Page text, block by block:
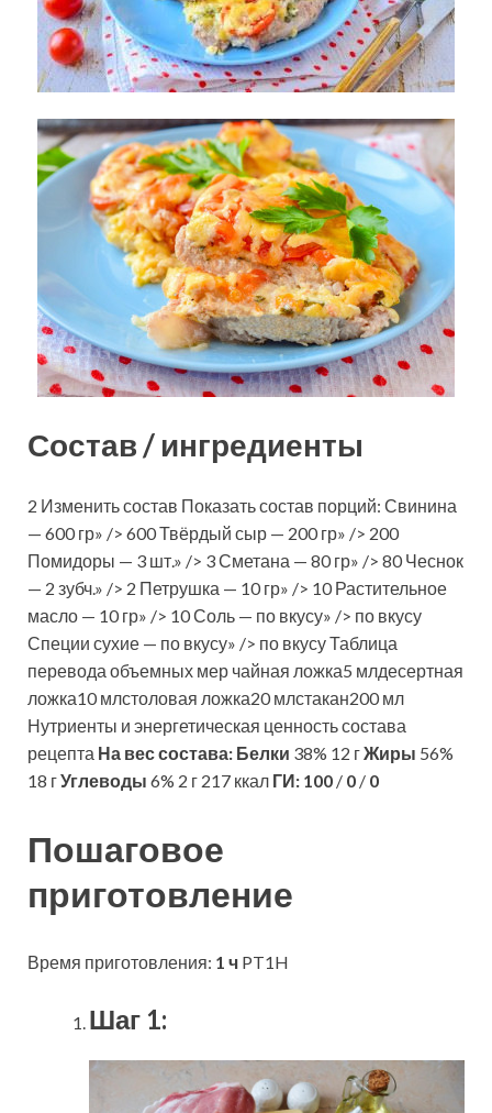
Состав / ингредиенты
2 Изменить состав Показать состав порций: Свинина
— 600 гр» /> 600 Твёрдый сыр — 200 гр» /> 200
Помидоры — 3 шт.» /> 3 Сметана — 80 гр» /> 80 Чеснок
— 2 зубч.» /> 2 Петрушка — 10 гр» /> 10 Растительное
масло — 10 гр» /> 10 Соль — по вкусу» /> по вкусу
Специи сухие — по вкусу» /> по вкусу Таблица
перевода объемных мер чайная ложка5 млдесертная
ложка10 млстоловая ложка20 млстакан200 мл
Нутриенты и энергетическая ценность состава
рецепта На вес состава: Белки 38% 12 гЖиры 56%
18 гУглеводы 6% 2 г 217 ккал ГИ: 100 / 0 / 0
Пошаговое
приготовление
Время приготовления: 1 ч PT1H
Шаг 1: